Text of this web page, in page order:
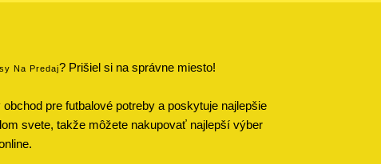
Na Predaj? Prišiel si na správne miesto!
pre futbalové potreby a poskytuje najlepšie
svete, takže môžete nakupovať najlepší výber